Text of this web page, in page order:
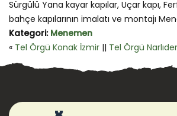
Sürgülü Yana kayar kapılar, Uçar kapı,
bahçe kapılarının imalatı ve montajı
Kategori: Menemen
« Tel Örgü Konak İzmir || Tel Örgü